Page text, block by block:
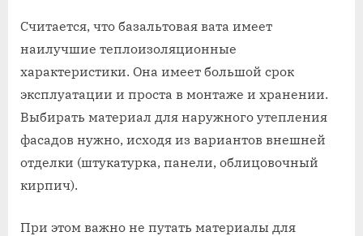
Считается, что базальтовая вата имеет
наилучшие теплоизоляционные
характеристики. Она имеет большой срок
эксплуатации и проста в монтаже и хранении.
Выбирать материал для наружного утепления
фасадов нужно, исходя из вариантов внешней
отделки (штукатурка, панели, облицовочный
кирпич).
При этом важно не путать материалы для